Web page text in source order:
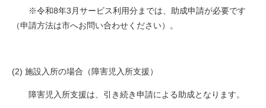
※令和8年3月サービス利用分までは、助成申請が必要です
（申請方法は市へお問い合わせください）。
(2) 施設入所の場合（障害児入所支援）
障害児入所支援は、引き続き申請による助成となります。